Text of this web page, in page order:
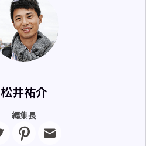
松井祐介
編集長